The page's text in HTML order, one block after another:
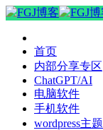
首页
内部分享专区
ChatGPT/AI
电脑软件
手机软件
wordpress主题